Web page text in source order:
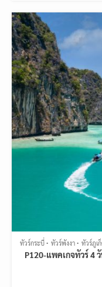
ทัวร์กระบี่ ทัวร์พังงา ทัวร์ภูเ
P120-แพคเกจทัวร์ 4